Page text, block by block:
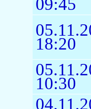
09:45
18:20
10:30